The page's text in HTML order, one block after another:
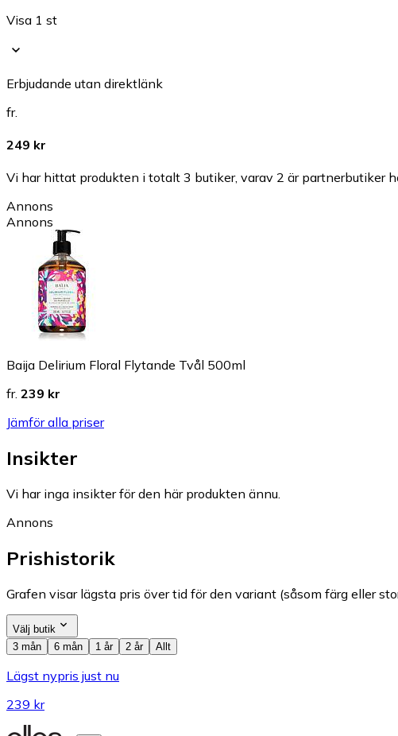
Visa 1 st
Erbjudande utan direktlänk
fr.
249 kr
Vi har hittat produkten i totalt 3 butiker, varav 2 är partnerbutiker
Annons
Annons
Baija Delirium Floral Flytande Tvål 500ml
fr. 239 kr
Jämför alla priser
Insikter
Vi har inga insikter för den här produkten ännu.
Annons
Prishistorik
Grafen visar lägsta pris över tid för den variant (såsom färg eller
Välj butik
3 mån
6 mån 1 år 2 år Allt
Lägst nypris just nu
239 kr